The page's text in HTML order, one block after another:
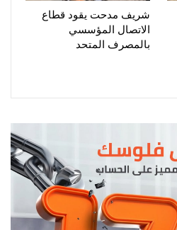
شريف مدحت يقود قطاع
الاتصال المؤسسي
بالمصرف المتحد